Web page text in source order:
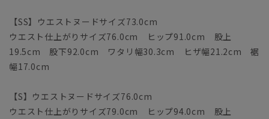
【SS】ウエストヌードサイズ73.0cm
ウエスト仕上がりサイズ76.0cm ヒップ91.0cm 股上
19.5cm 股下92.0cm ワタリ幅30.3cm ヒザ幅21.2cm 裾
幅17.0cm
【S】ウエストヌードサイズ76.0cm
ウエスト仕上がりサイズ79.0cm ヒップ94.0cm 股上